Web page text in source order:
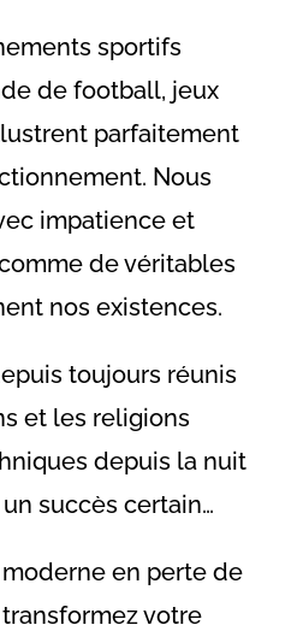
sportifs
de football, jeux
parfaitement
Nous
impatience et
de véritables
nos existences.
toujours réunis
et les religions
depuis la nuit
succès certain…
en perte de
votre